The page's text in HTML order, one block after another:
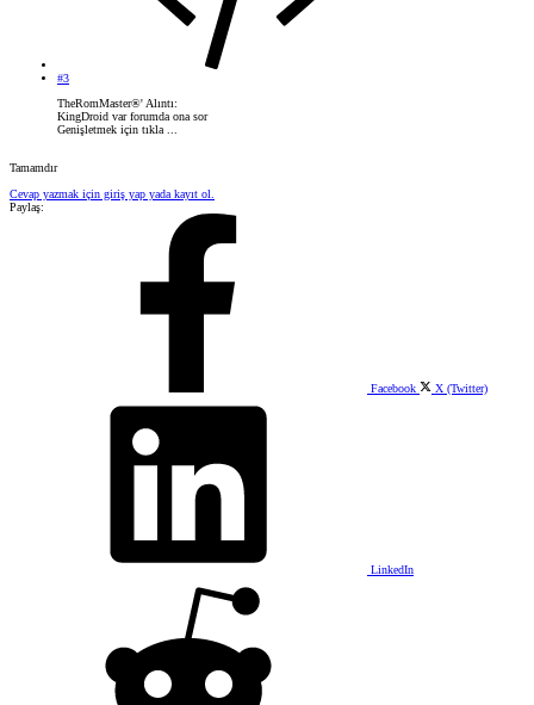
#3
TheRomMaster®' Alıntı:
KingDroid var forumda ona sor
Genişletmek için tıkla ...
Tamamdır
Cevap yazmak için giriş yap yada kayıt ol.
Paylaş:
Facebook X (Twitter)
LinkedIn